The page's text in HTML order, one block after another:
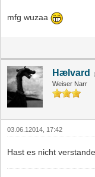
mfg wuzaa
Hælvard
Weiser Narr
03.06.12014, 17:42
Hast es nicht